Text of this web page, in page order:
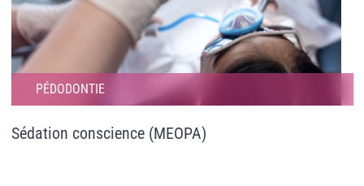
PÉDODONTIE
Sédation conscience (MEOPA)